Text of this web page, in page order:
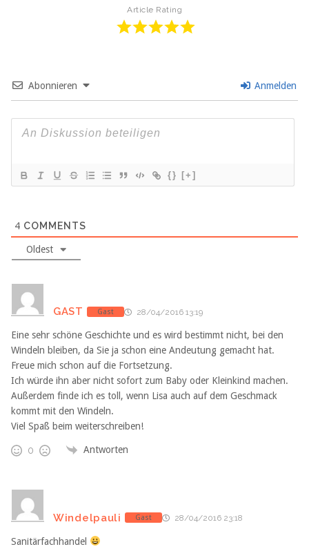
Article Rating
Abonnieren Anmelden
{} [+]
4 COMMENTS
Oldest
GAST Gast 28/04/2016 13:19
Eine sehr schöne Geschichte und es wird bestimmt nicht, bei den
Windeln bleiben, da Sie ja schon eine Andeutung gemacht hat.
Freue mich schon auf die Fortsetzung.
Ich würde ihn aber nicht sofort zum Baby oder Kleinkind machen.
Außerdem finde ich es toll, wenn Lisa auch auf dem Geschmack
kommt mit den Windeln.
Viel Spaß beim weiterschreiben!
0 Antworten
Windelpauli Gast 28/04/2016 23:18
Sanitärfachhandel